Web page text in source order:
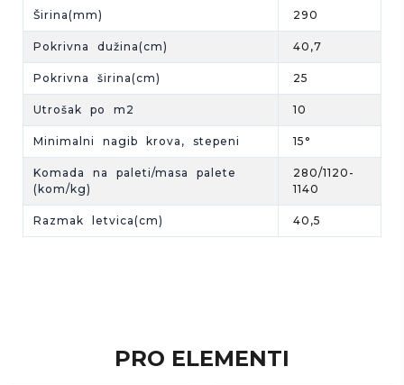
Širina(mm) 290
Pokrivna dužina(cm) 40,7
Pokrivna širina(cm) 25
Utrošak po m2 10
Minimalni nagib krova, stepeni 15°
Komada na paleti/masa palete
(kom/kg)
280/1120-
1140
Razmak letvica(cm) 40,5
PRO ELEMENTI